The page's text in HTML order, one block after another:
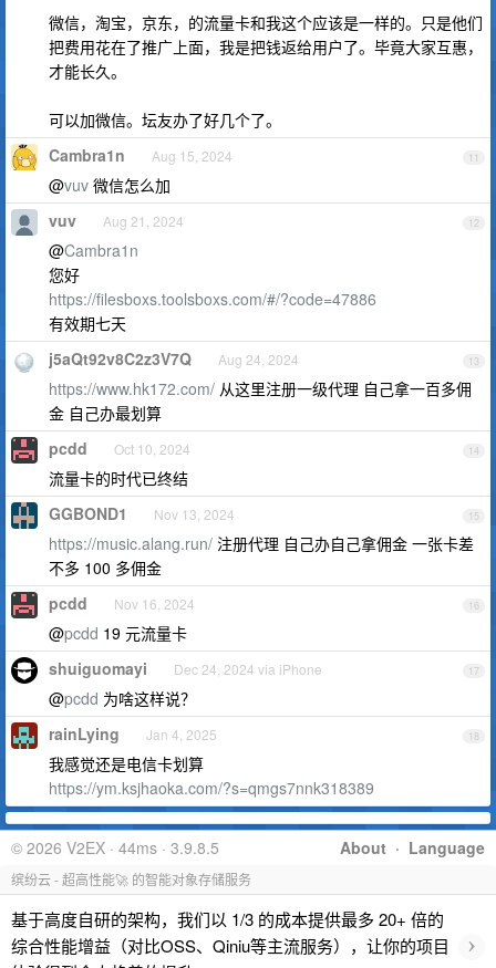
微信，淘宝，京东，的流量卡和我这个应该是一样的。只是他们
把费用花在了推广上面，我是把钱返给用户了。毕竟大家互惠，
才能长久。
可以加微信。坛友办了好几个了。
11
Cambra1n Aug 15, 2024
@vuv 微信怎么加
12
vuv Aug 21, 2024
@Cambra1n
您好
https://filesboxs.toolsboxs.com/#/?code=47886
有效期七天
13
j5aQt92v8C2z3V7Q Aug 24, 2024
https://www.hk172.com/ 从这里注册一级代理 自己拿一百多佣
金 自己办最划算
14
pcdd Oct 10, 2024
流量卡的时代已终结
15
GGBOND1 Nov 13, 2024
https://music.alang.run/ 注册代理 自己办自己拿佣金 一张卡差
不多 100 多佣金
16
pcdd Nov 16, 2024
@pcdd 19 元流量卡
17
shuiguomayi Dec 24, 2024 via iPhone
@pcdd 为啥这样说？
18
rainLying Jan 4, 2025
我感觉还是电信卡划算
https://ym.ksjhaoka.com/?s=qmgs7nnk318389
About · Language
© 2026 V2EX · 44ms · 3.9.8.5
缤纷云 - 超高性能🚀 的智能对象存储服务
基于高度自研的架构，我们以 1/3 的成本提供最多 20+ 倍的
综合性能增益（对比OSS、Qiniu等主流服务），让你的项目
›